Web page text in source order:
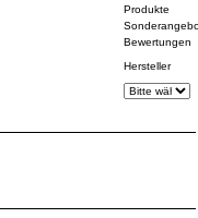
Produkte
Bewertungen
Hersteller